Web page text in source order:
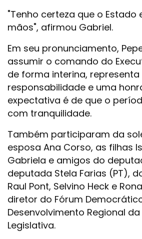
"Tenho certeza que o
mãos", afirmou Gabriel.
Em seu pronunciamento,
assumir o comando do
de forma interina,
responsabilidade e uma
expectativa é de que o
com tranquilidade.
Também participaram da
esposa Ana Corso, as filhas
Gabriela e amigos do
deputada Stela Farias (PT),
Raul Pont, Selvino Heck e
diretor do Fórum
Desenvolvimento Regional
Legislativa.